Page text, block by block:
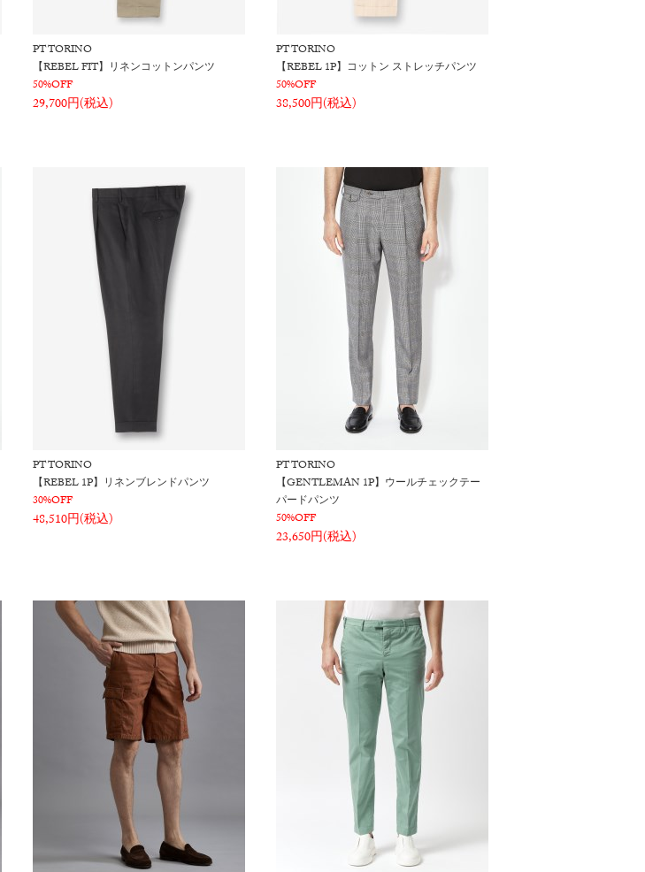
PT TORINO
【REBEL FIT】リネンコットンパンツ
50%OFF
29,700円(税込)
PT TORINO
【REBEL 1P】コットン ストレッチパンツ
50%OFF
38,500円(税込)
PT TORINO
【REBEL 1P】リネンブレンドパンツ
30%OFF
48,510円(税込)
PT TORINO
【GENTLEMAN 1P】ウールチェックテー
パードパンツ
50%OFF
23,650円(税込)